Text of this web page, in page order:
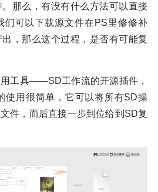
那么，有没有什么方法可以直接
们可以下载源文件在PS里修修补
，那么这个过程，是否有可能复
工具——SD工作流的开源插件，
使用很简单，它可以将所有SD操
件，而后直接一步到位给到SD复